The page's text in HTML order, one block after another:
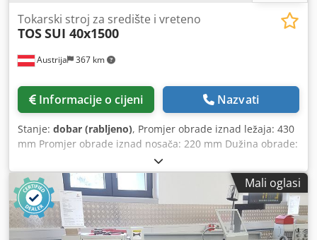
Austrija 367 km
Tokarski stroj za središte i vreteno
TOSSUI 40x1500
Informacije o cijeni Nazvati
Stanje: dobar (rabljeno), Promjer obrade iznad ležaja: 430
mm Promjer obrade iznad nosača: 220 mm Dužina obrade:
1500 mm Promjer pinole: 80 mm Hod pinole: 200 mm
Konus u pinoli na konjiću: MK-5 Djdey Hxq Uspfx Adrjwa
Broj okretaja: 14 - 2240 o/min Snaga: 12,4 kVA Provrt
vretena: 60 mm Težina stroja cca 2800 kg Potrebna
površina cca 2900 x 1200 x 1700 mm Ovaj L&Z tokarski stroj
marke TOS Trencin je u dobrom stanju. Oprema: - 3-osni
Mali oglasi